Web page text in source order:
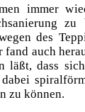
immer
zu
des
auch
läßt, dass
zu können.